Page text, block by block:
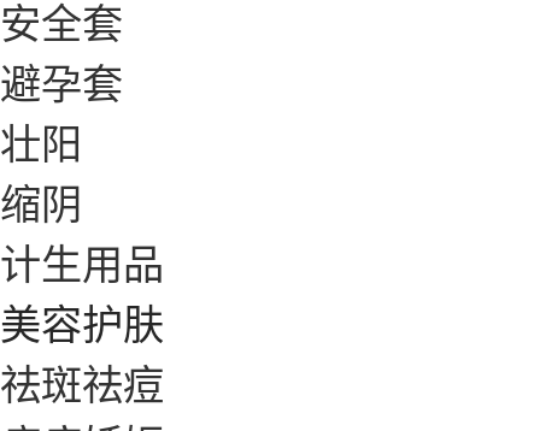
安全套
避孕套
壮阳
缩阴
计生用品
美容护肤
祛斑祛痘